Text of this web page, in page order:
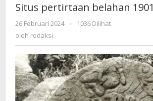
1901
Situs pertirtaan belahan 1901
26 Februari 2024
oleh
-
1036 Dilihat
oleh redaksi